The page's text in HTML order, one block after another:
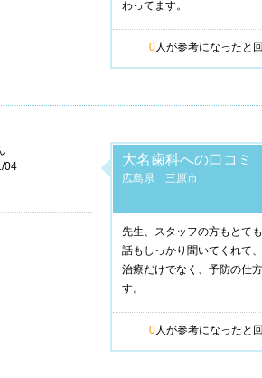
わってます。
0人が参考になったと
04
大名歯科への口コミ
広島県 三原市
先生、スタッフの方もとて
話もしっかり聞いてくれて
治療だけでなく、予防の仕
す。
0人が参考になったと